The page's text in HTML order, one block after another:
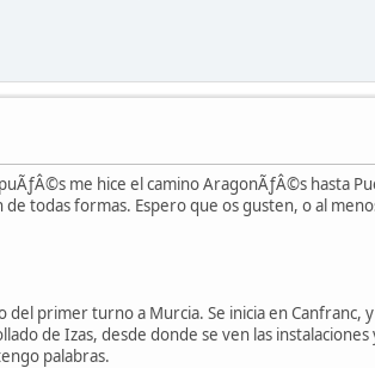
me hice el camino AragonÃƒÂ©s hasta
todas formas. Espero que os gusten, o al
primer turno a Murcia. Se inicia en Canfranc,
de Izas, desde donde se ven las instalaciones
palabras.